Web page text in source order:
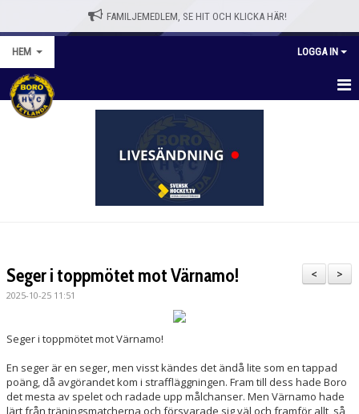
FAMILJEMEDLEM, SE HIT OCH KLICKA HÄR!
HEM LOGGA IN
HEM
KALENDER
MATCHER
>
<
Seger i toppmötet mot Värnamo!
2025-10-25 11:51
Seger i toppmötet mot Värnamo!
En seger är en seger, men visst kändes det ändå lite som en tappad
poäng, då avgörandet kom i straffläggningen. Fram till dess hade Boro
det mesta av spelet och radade upp målchanser. Men Värnamo hade
lärt från träningsmatcherna och försvarade sig väl och framför allt, så